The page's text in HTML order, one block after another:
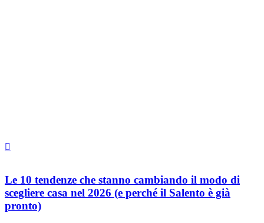
Le 10 tendenze che stanno cambiando il modo di
scegliere casa nel 2026 (e perché il Salento è già
pronto)